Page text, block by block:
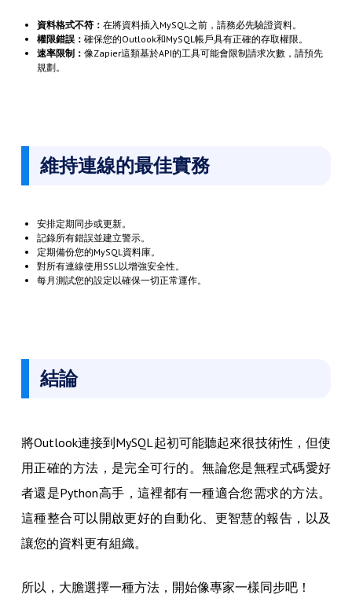
資料格式不符： 在將資料插入MySQL之前，請務必先驗證資料。
權限錯誤： 確保您的Outlook和MySQL帳戶具有正確的存取權限。
速率限制： 像Zapier這類基於API的工具可能會限制請求次數，請預先
規劃。
維持連線的最佳實務
安排定期同步或更新。
記錄所有錯誤並建立警示。
定期備份您的MySQL資料庫。
對所有連線使用SSL以增強安全性。
每月測試您的設定以確保一切正常運作。
結論
將Outlook連接到MySQL起初可能聽起來很技術性，但使
用正確的方法，是完全可行的。無論您是無程式碼愛好
者還是Python高手，這裡都有一種適合您需求的方法。
這種整合可以開啟更好的自動化、更智慧的報告，以及
讓您的資料更有組織。
所以，大膽選擇一種方法，開始像專家一樣同步吧！